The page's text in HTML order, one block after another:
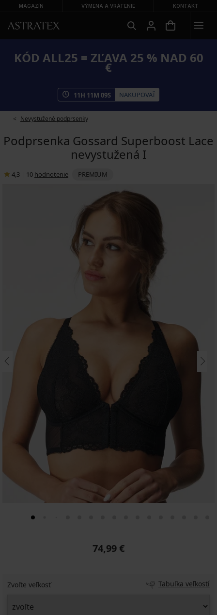
MAGAZÍN VÝMENA A VRÁTENIE KONTAKT
KÓD ALL25 = ZĽAVA 25 % NAD 60
€
11H 11M 09S NAKUPOVAŤ
Nevystužené podprsenky
Podprsenka Gossard Superboost Lace
nevystužená I
4,3 10 hodnotenie PREMIUM
74,99 €
Zvoľte veľkosť Tabuľka veľkostí